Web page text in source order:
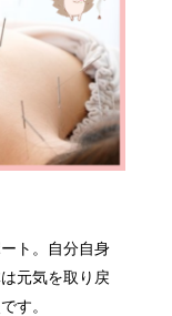
ト。自分自身
元気を取り戻
す。